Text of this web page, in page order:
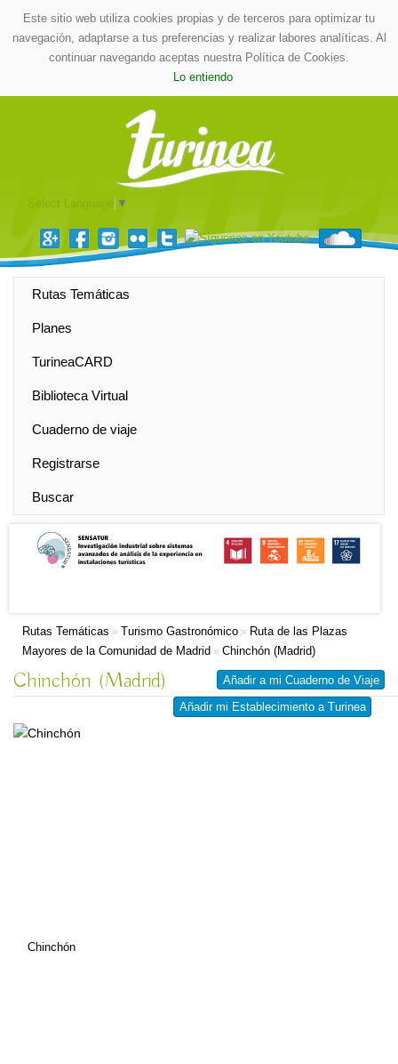
Este sitio web utiliza cookies propias y de terceros para optimizar tu
navegación, adaptarse a tus preferencias y realizar labores analíticas. Al
continuar navegando aceptas nuestra Política de Cookies.
Lo entiendo
▼
Rutas Temáticas
Planes
TurineaCARD
Biblioteca Virtual
Cuaderno de viaje
Registrarse
Buscar
Rutas Temáticas » Turismo Gastronómico » Ruta de las Plazas
Mayores de la Comunidad de Madrid » Chinchón (Madrid)
Añadir a mi Cuaderno de Viaje
Añadir mi Establecimiento a Turinea
Chinchón (Madrid)
Chinchón